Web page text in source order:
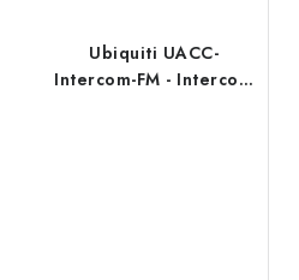
Ubiquiti UACC-
Intercom-FM - Intercom